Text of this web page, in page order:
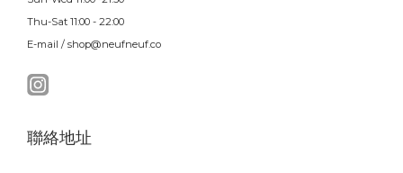
Thu-Sat 11:00 - 22:00
E-mail / shop@neufneuf.co
聯絡地址